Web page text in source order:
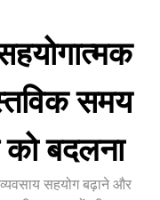
समय
बदलना
सहयोग बढ़ाने और